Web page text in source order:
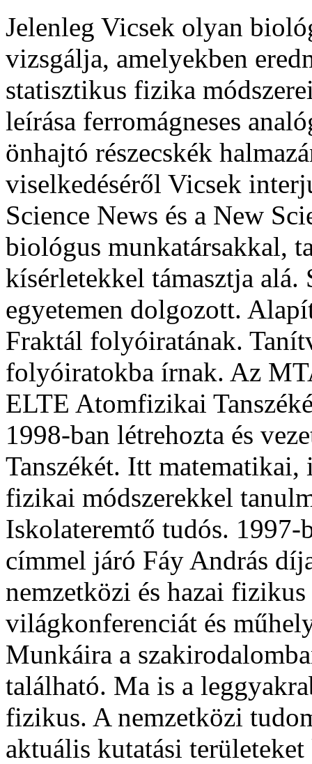
Jelenleg Vicsek olyan
vizsgálja, amelyekben
statisztikus fizika
leírása ferromágneses
önhajtó részecskék
viselkedéséről Vicsek
Science News és a New
biológus munkatársakkal,
kísérletekkel támasztja
egyetemen dolgozott.
Fraktál folyóiratának.
folyóiratokba írnak. Az
ELTE Atomfizikai
1998-ban létrehozta és
Tanszékét. Itt
fizikai módszerekkel
Iskolateremtő tudós. 1997-
címmel járó Fáy András
nemzetközi és hazai
világkonferenciát és
Munkáira a
található. Ma is a
fizikus. A nemzetközi
aktuális kutatási